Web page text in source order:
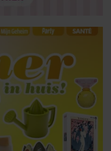
van hun services. U
als u onze website blijft